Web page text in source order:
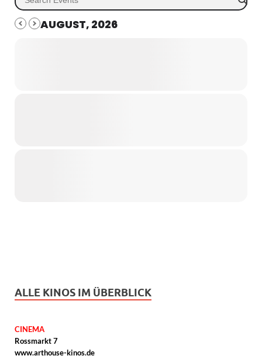
AUGUST, 2026
ALLE KINOS IM ÜBERBLICK
CINEMA
Rossmarkt 7
www.arthouse-kinos.de